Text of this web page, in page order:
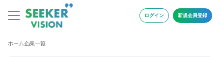
ログイン 新規会員登録
ホーム企業一覧